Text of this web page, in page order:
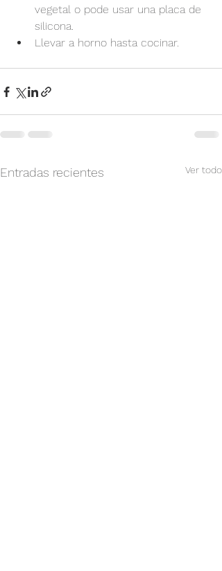
vegetal o pode usar una placa de
silicona.
Llevar a horno hasta cocinar.
Entradas recientes Ver todo